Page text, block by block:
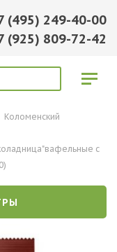
(495) 249-40-00
(925) 809-72-42
Коломенский
с